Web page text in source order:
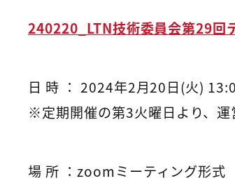
240220_LTN技術委員会第29回
日 時 ： 2024年2月20日(火)
※定期開催の第3火曜日より、運
場 所 ：zoomミーティング形式